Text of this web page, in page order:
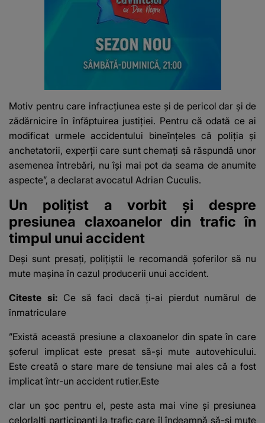
Motiv pentru care infracțiunea este și de pericol dar și de
zădărnicire în înfăptuirea justiției. Pentru că odată ce ai
modificat urmele accidentului bineînțeles că poliția și
anchetatorii, experții care sunt chemați să răspundă unor
asemenea întrebări, nu își mai pot da seama de anumite
aspecte”, a declarat avocatul Adrian Cuculis.
Un polițist a vorbit și despre
presiunea claxoanelor din trafic în
timpul unui accident
Deși sunt presați, polițiștii le recomandă șoferilor să nu
mute mașina în cazul producerii unui accident.
Citeste si: Ce să faci dacă ți-ai pierdut numărul de
înmatriculare
”Există această presiune a claxoanelor din spate în care
șoferul implicat este presat să-şi mute autovehicului.
Este creată o stare mare de tensiune mai ales că a fost
implicat într-un accident rutier.Este
clar un şoc pentru el, peste asta mai vine şi presiunea
celorlalţi participanţi la trafic care îl îndeamnă să-şi mute